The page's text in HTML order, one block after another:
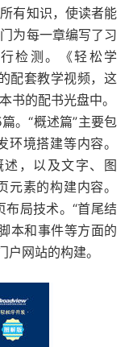
有知识，使读者能
为每一章编写了习
检测。《轻松学
配套教学视频，这
书的配书光盘中。
。“概述篇”主要包
境搭建等内容。
述，以及文字、图
素的构建内容。
布局技术。“首尾结
本和事件等方面的
网站的构建。